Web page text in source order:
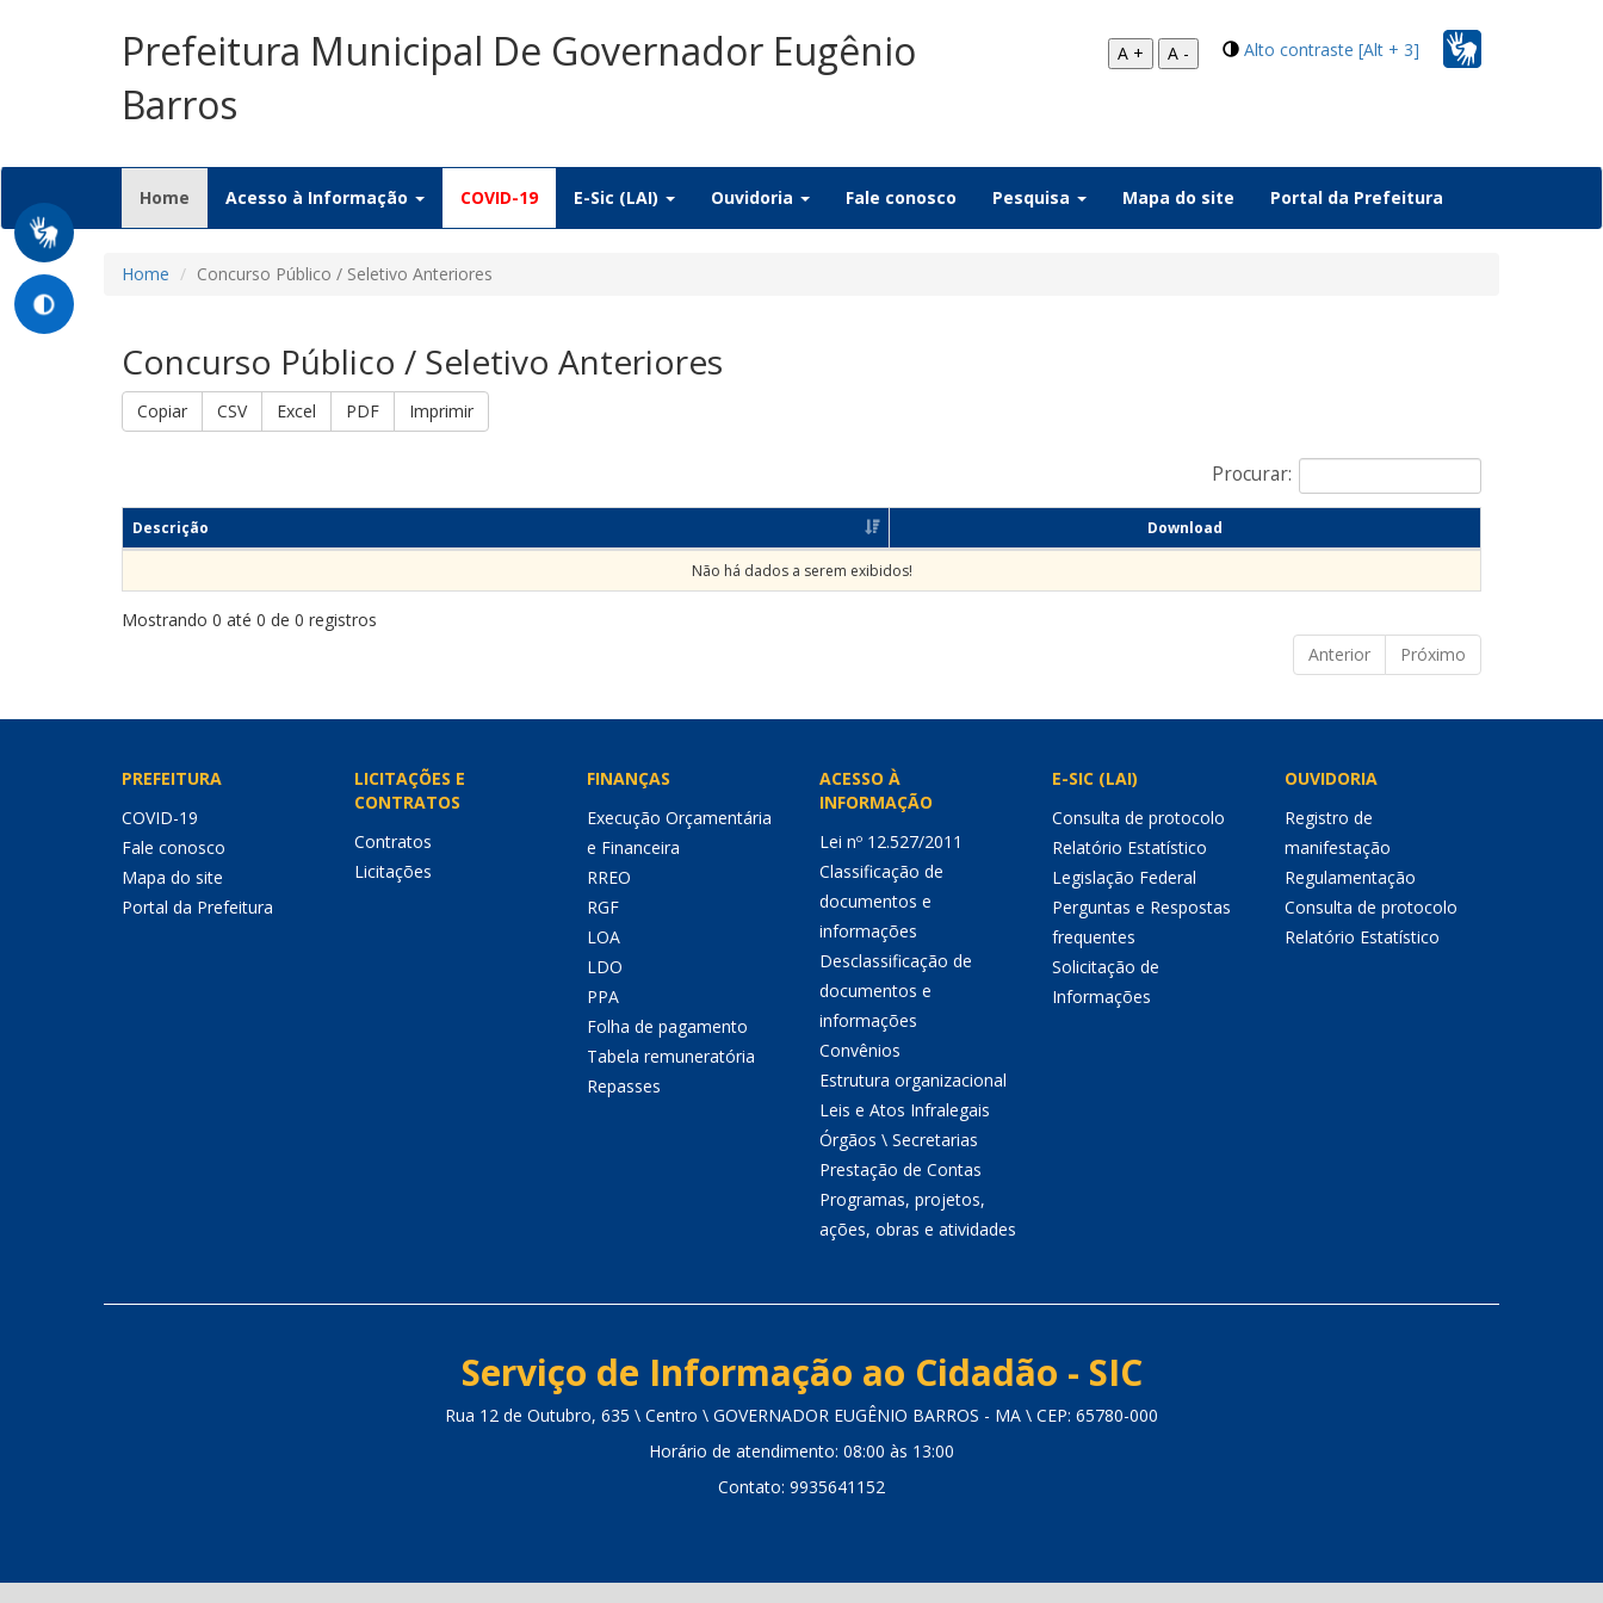
Prefeitura Municipal De Governador Eugênio
Barros
Alto contraste [Alt + 3]
A + A -
Home (current)
Acesso à Informação COVID-19 E-Sic (LAI) Ouvidoria Fale conosco Pesquisa Mapa do site Portal da Prefeitura
Home Concurso Público / Seletivo Anteriores
Concurso Público / Seletivo Anteriores
Copiar CSV Excel PDF Imprimir
Procurar:
Descrição Download
Não há dados a serem exibidos!
Mostrando 0 até 0 de 0 registros
Anterior
Próximo
PREFEITURA
COVID-19
Fale conosco
Mapa do site
Portal da Prefeitura
LICITAÇÕES E
CONTRATOS
Contratos
Licitações
FINANÇAS
Execução Orçamentária
e Financeira
RREO
RGF
LOA
LDO
PPA
Folha de pagamento
Tabela remuneratória
Repasses
ACESSO À
INFORMAÇÃO
Lei nº 12.527/2011
Classificação de
documentos e
informações
Desclassificação de
documentos e
informações
Convênios
Estrutura organizacional
Leis e Atos Infralegais
Órgãos \ Secretarias
Prestação de Contas
Programas, projetos,
ações, obras e atividades
E-SIC (LAI)
Consulta de protocolo
Relatório Estatístico
Legislação Federal
Perguntas e Respostas
frequentes
Solicitação de
Informações
OUVIDORIA
Registro de
manifestação
Regulamentação
Consulta de protocolo
Relatório Estatístico
Serviço de Informação ao Cidadão - SIC
Rua 12 de Outubro, 635 \ Centro \ GOVERNADOR EUGÊNIO BARROS - MA \ CEP: 65780-000
Horário de atendimento: 08:00 às 13:00
Contato: 9935641152